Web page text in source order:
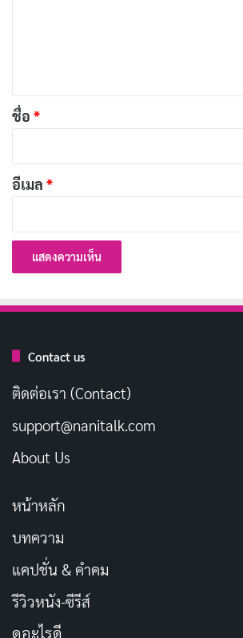
ตัวเลขทั้งหมดเป็นตัวเลขโดยประมา
ภาพจาก
ต่อเดือน และสูงสุด $49.99 ต่อเดือน บา
การสมัครสมาชิกแบบรายเดือนและทิป
80% โดยเก็บ 20% ของรายได้เป็นค่าธร
บทความที่เกี่ยวข้อง
*
ชื่อ *
อีเมล *
Contact us
ติดต่อเรา (Contact)
support@nanitalk.com
About Us
หน้าหลัก
บทความ
แคปชั่น & คำคม
รีวิวหนัง-ซีรีส์
ดูอะไรดี